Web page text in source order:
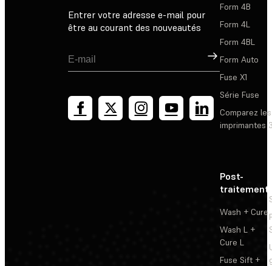
Entrer votre adresse e-mail pour
être au courant des nouveautés
Inscription
Form 4B
Form 4L
Form 4BL
Form Auto
Fuse X1
Série Fuse
Comparez les
imprimantes
Post-
traitement
Wash + Cure
Wash L +
Cure L
Fuse Sift +